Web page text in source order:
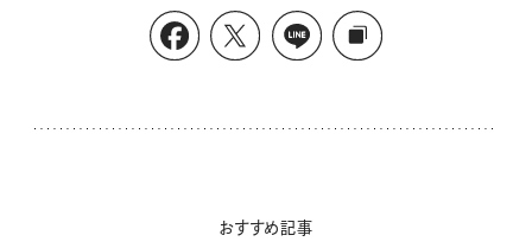
おすすめ記事